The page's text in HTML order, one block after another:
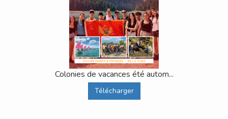
Colonies de vacances été autom...
Télécharger